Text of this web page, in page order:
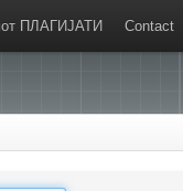
ПЛАГИЈАТИ Contact